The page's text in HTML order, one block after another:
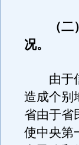
（二）
况。
由于信
造成个别
省由于省
使中央第